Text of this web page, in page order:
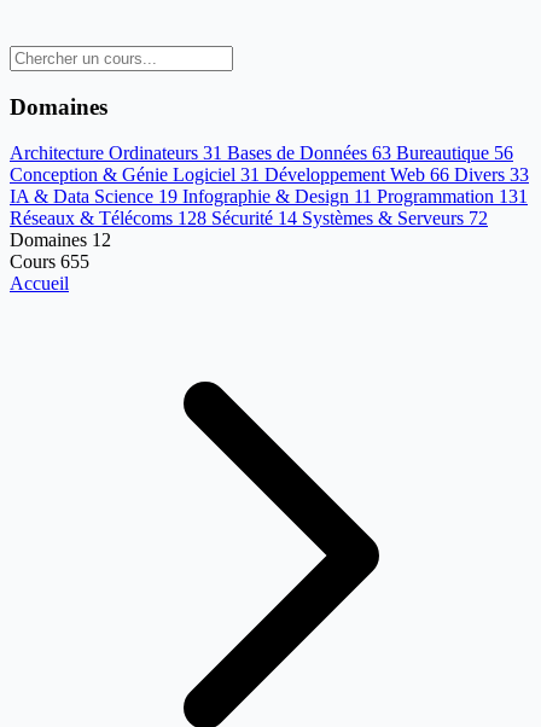
Domaines
Architecture Ordinateurs 31 Bases de Données 63 Bureautique 56
Conception & Génie Logiciel 31 Développement Web 66 Divers 33
IA & Data Science 19 Infographie & Design 11 Programmation 131
Réseaux & Télécoms 128 Sécurité 14 Systèmes & Serveurs 72
Domaines 12
Cours 655
Accueil